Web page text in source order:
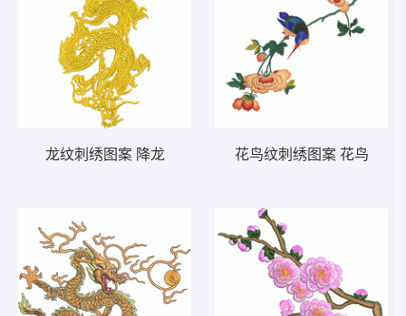
龙纹刺绣图案 降龙 花鸟纹刺绣图案 花鸟